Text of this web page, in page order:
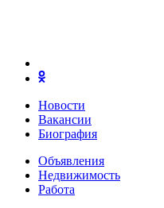
Новости
Вакансии
Биография
Объявления
Недвижимость
Работа